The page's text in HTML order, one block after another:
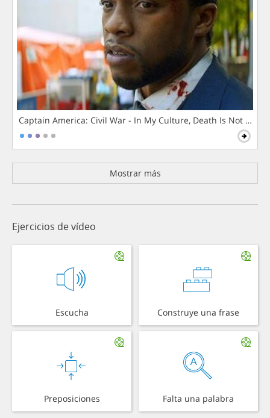
Captain America: Civil War - In My Culture, Death Is Not The
Mostrar más
Ejercicios de vídeo
Escucha Construye una frase
Preposiciones Falta una palabra